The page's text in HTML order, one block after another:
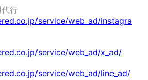
代行
service/web_ad/instagra
service/web_ad/x_ad/
service/web_ad/line_ad/